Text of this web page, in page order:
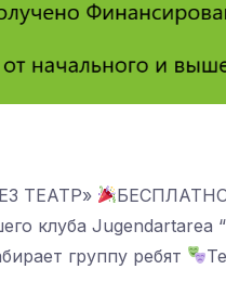
ТЕАТР»
клуба Jugendartarea
группу ребят